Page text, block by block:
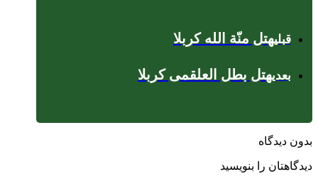
قبلیهتل منّة الله کربلا
بعدیهتل بطل العلقمی کربلا
بدون دیدگاه
دیدگاهتان را بنویسید